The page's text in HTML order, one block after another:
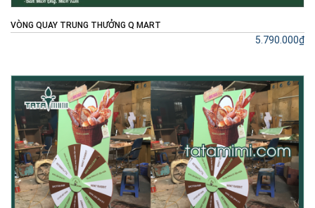
VÒNG QUAY TRUNG THƯỞNG Q MART
5.790.000₫